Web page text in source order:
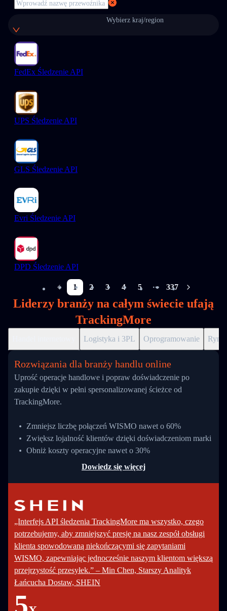
Wybierz kraj/region
FedEx Śledzenie API
UPS Śledzenie API
GLS Śledzenie API
Evri Śledzenie API
DPD Śledzenie API
1 2 3 4 5
More pages
337
Liderzy branży na całym świecie ufają
TrackingMore
Logistyka i 3PL Oprogramowanie
Rozwiązania dla branży handlu online
Uprość operacje handlowe i popraw doświadczenie po
zakupie dzięki w pełni spersonalizowanej ścieżce od
TrackingMore.
Zmniejsz liczbę połączeń WISMO nawet o 60%
Zwiększ lojalność klientów dzięki doświadczeniom marki
Obniż koszty operacyjne nawet o 30%
Dowiedz się więcej
„Interfejs API śledzenia TrackingMore ma wszystko, czego
potrzebujemy, aby zmniejszyć presję na nasz zespół obsługi
klienta spowodowaną niekończącymi się zapytaniami
WISMO, zapewniając jednocześnie naszym klientom większą
przejrzystość przesyłek.” – Min Chen, Starszy Analityk
Łańcucha Dostaw, SHEIN